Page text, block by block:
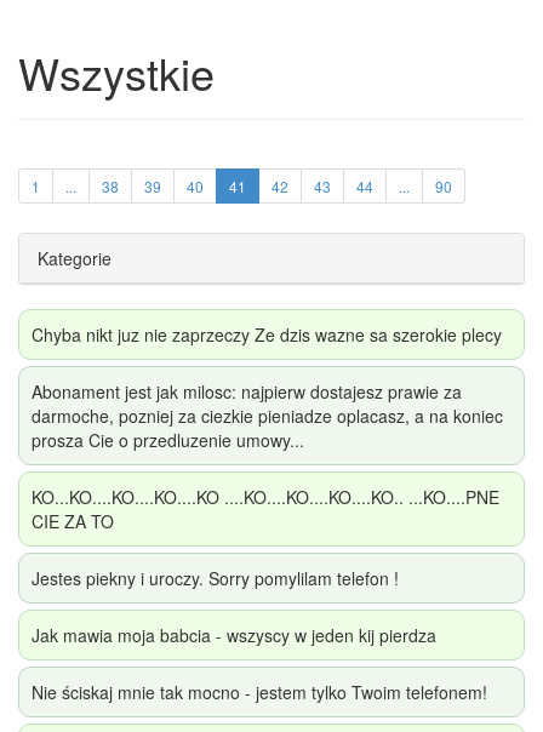
Wszystkie
1 ... 38 39 40 41 42 43 44 ... 90
Kategorie
Chyba nikt juz nie zaprzeczy Ze dzis wazne sa szerokie plecy
Abonament jest jak milosc: najpierw dostajesz prawie za
darmoche, pozniej za ciezkie pieniadze oplacasz, a na koniec
prosza Cie o przedluzenie umowy...
KO...KO....KO....KO....KO ....KO....KO....KO....KO.. ...KO....PNE
CIE ZA TO
Jestes piekny i uroczy. Sorry pomylilam telefon !
Jak mawia moja babcia - wszyscy w jeden kij pierdza
Nie ściskaj mnie tak mocno - jestem tylko Twoim telefonem!